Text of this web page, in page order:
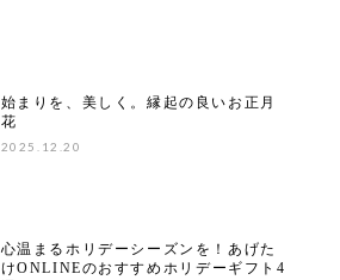
始まりを、美しく。縁起の良いお正月
花
2025.12.20
心温まるホリデーシーズンを！あげた
けONLINEのおすすめホリデーギフト4